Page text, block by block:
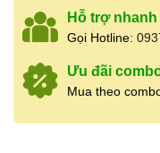
Luộc mì:
luộc từ 4-6
độ mềm dai
Hỗ trợ
Gọi Hotline:
Ưu đãi
Mua theo